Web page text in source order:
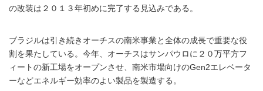
の改装は２０１３年初めに完了する見込みである。
ブラジルは引き続きオーチスの南米事業と全体の成長で重要な役
割を果たしている。今年、オーチスはサンパウロに２０万平方フ
ィートの新工場をオープンさせ、南米市場向けのGen2エレベータ
ーなどエネルギー効率のよい製品を製造する。